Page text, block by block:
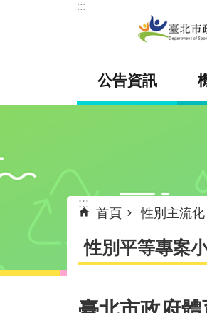
跳到主要內容區塊
:::
公告資訊
:::
首頁 性別主流化
性別平等專案